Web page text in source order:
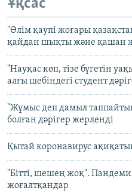
Ұқсас
"Өлім қаупі жоғары
қайдан шықты және қашан
"Науқас көп, тізе бүгетін
алғы шебіндегі студент
"Жұмыс деп дамыл
болған дәрігер жерленді
Қытай коронавирус
"Бітті, шешең жоқ".
жоғалтқандар